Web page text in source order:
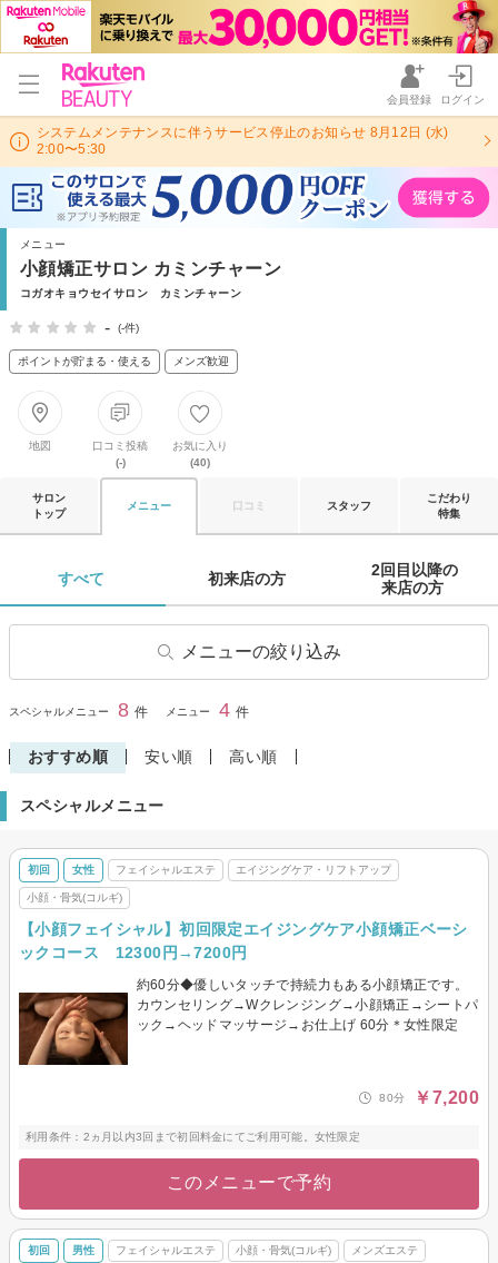
会員登録 ログイン
システムメンテナンスに伴うサービス停止のお知らせ 8月12日 (水)
2:00〜5:30
メニュー
小顔矯正サロン カミンチャーン
コガオキョウセイサロン カミンチャーン
- (-件)
ポイントが貯まる・使える メンズ歓迎
地図
口コミ投稿
(-)
お気に入り
(40)
サロン
トップ
メニュー 口コミ スタッフ
こだわり
特集
すべて 初来店の方
2回目以降の
来店の方
メニューの絞り込み
フェイシャルエステ
プ
閉じる
スペシャルメニュー 8 件 メニュー 4 件
おすすめ順 安い順 高い順
スペシャルメニュー
初回 女性 フェイシャルエステ エイジングケア・リフトアップ
小顔・骨気(コルギ)
【小顔フェイシャル】初回限定エイジングケア小顔矯正ベーシ
ックコース 12300円→7200円
約60分◆優しいタッチで持続力もある小顔矯正です。
カウンセリング→Wクレンジング→小顔矯正→シートパ
ック→ヘッドマッサージ→お仕上げ 60分＊女性限定
80分 ￥7,200
利用条件：2ヵ月以内3回まで初回料金にてご利用可能。女性限定
このメニューで予約
初回 男性 フェイシャルエステ 小顔・骨気(コルギ) メンズエステ